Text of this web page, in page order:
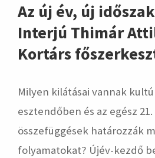
Az új év, új
Interjú Thimár
Kortárs
Milyen kilátásai vannak
esztendőben és az egész
összefüggések határozzák
folyamatokat? Újév-kezdő